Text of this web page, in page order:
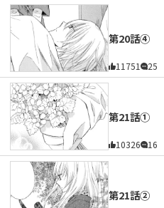
第20話④
11751 25
第21話①
10326 16
第21話②